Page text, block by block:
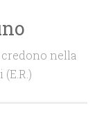
nella